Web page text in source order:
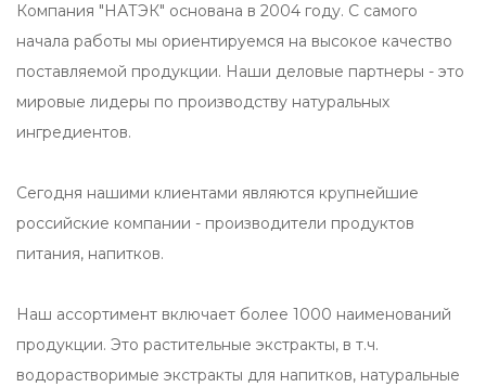
Компания "НАТЭК" основана в 2004 году. С самого
начала работы мы ориентируемся на высокое качество
поставляемой продукции. Наши деловые партнеры - это
мировые лидеры по производству натуральных
ингредиентов.
Сегодня нашими клиентами являются крупнейшие
российские компании - производители продуктов
питания, напитков.
Наш ассортимент включает более 1000 наименований
продукции. Это растительные экстракты, в т.ч.
водорастворимые экстракты для напитков, натуральные